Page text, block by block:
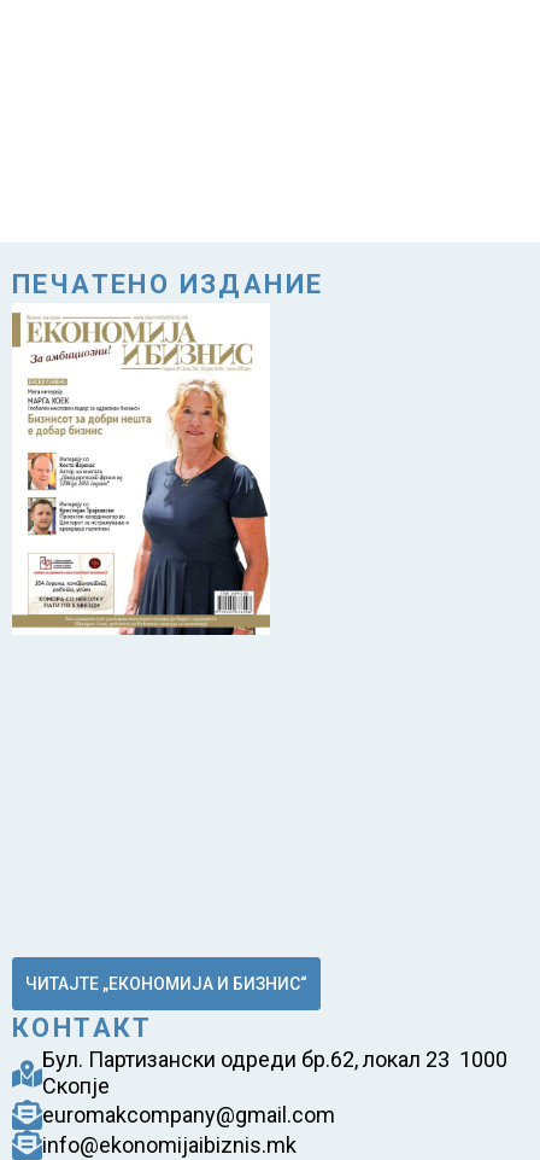
ПЕЧАТЕНО ИЗДАНИЕ
ЧИТАЈТЕ „ЕКОНОМИЈА И БИЗНИС“
КОНТАКТ
Бул. Партизански одреди бр.62, локал 23 1000
Скопје
euromakcompany@gmail.com
info@ekonomijaibiznis.mk